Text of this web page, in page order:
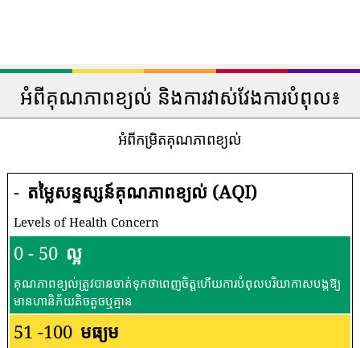
អំពីគុណភាពខ្យល់ និងការវាស់វែងការបំពុល៖
អំពីកម្រិតគុណភាពខ្យល់
- តម្លៃសន្ទស្សន៍គុណភាពខ្យល់ (AQI)
Levels of Health Concern
0 - 50 ល្អ
គុណភាពខ្យល់ត្រូវបានចាត់ទុកថាពេញចិត្តហើយការបំពុលបរិយាកាសបង្កឱ្យ
មានហានិភ័យតិចតួចឬគ្មាន
51 -100 មធ្យម